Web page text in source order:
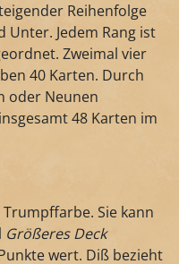
Reihenfolge
Unter. Jedem Rang ist
Zweimal vier
40 Karten. Durch
oder Neunen
48 Karten im
Sie kann
Größeres Deck
wert. Diß bezieht